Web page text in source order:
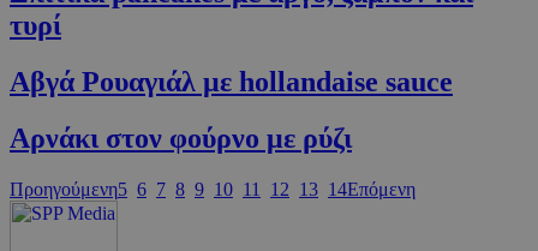
τυρί
Αβγά Ρουαγιάλ με hollandaise sauce
Αρνάκι στον φούρνο με ρύζι
Προηγούμενη5 6 7 8 9 10 11 12 13 14Επόμενη